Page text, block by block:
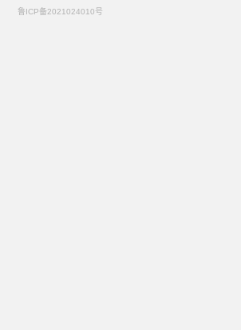
鲁ICP备2021024010号